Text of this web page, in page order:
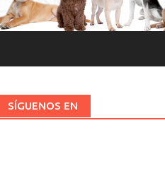
SÍGUENOS EN